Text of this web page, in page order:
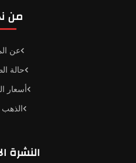
من
عن
حالة
أسعار
الذهب
النشرة